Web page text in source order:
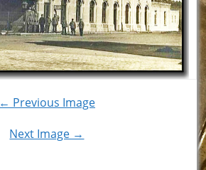
← Previous Image
Next Image →